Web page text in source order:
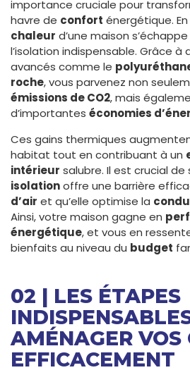
importance cruciale pour
havre de confort énergétique.
chaleur d’une maison
l’isolation indispensable. Grâce à
avancés comme le
roche, vous parvenez non
émissions de CO2, mais
d’importantes économies
Ces gains thermiques
habitat tout en contribuant à un
intérieur salubre. Il est crucial de
isolationoffre une barrière
d’air et qu’elle optimise la
Ainsi, votre maison gagne en
énergétique, et vous en
bienfaits au niveau du budget
02 | LES ÉTAPES
AMÉNAGER VOS
EFFICACEMENT